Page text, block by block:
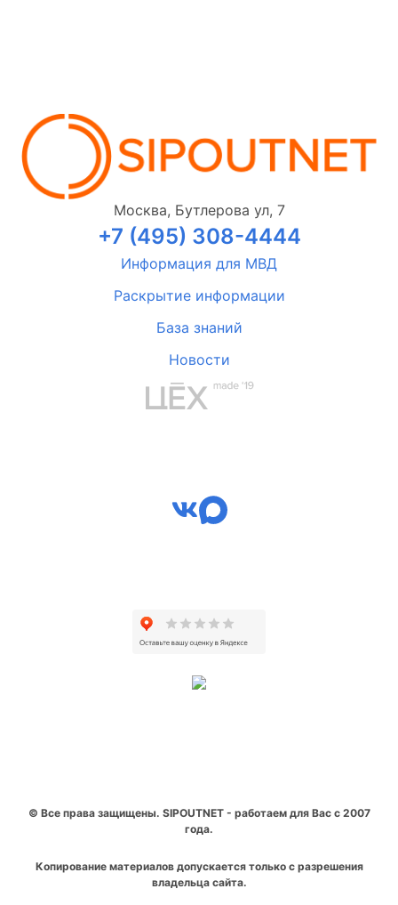
Москва, Бутлерова ул, 7
+7 (495) 308-4444
Информация для МВД
Раскрытие информации
База знаний
Новости
© Все права защищены. SIPOUTNET - работаем для Вас с 2007
года.
Копирование материалов допускается только с разрешения
владельца сайта.